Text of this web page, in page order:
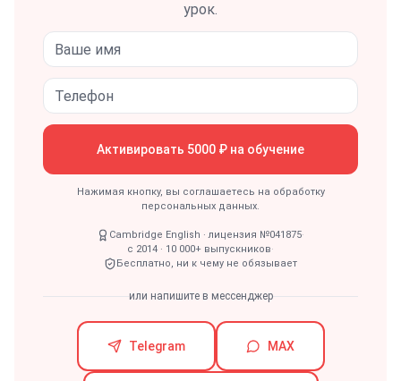
урок.
Активировать 5000 ₽ на обучение
Нажимая кнопку, вы соглашаетесь на обработку
персональных данных.
Cambridge English · лицензия №041875·
с 2014 · 10 000+ выпускников·
Бесплатно, ни к чему не обязывает
или напишите в мессенджер
Telegram MAX